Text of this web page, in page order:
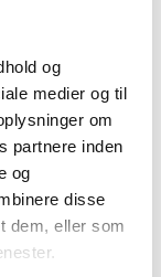
og
medier og til
om
partnere inden
og
disse
dem, eller som
kendte